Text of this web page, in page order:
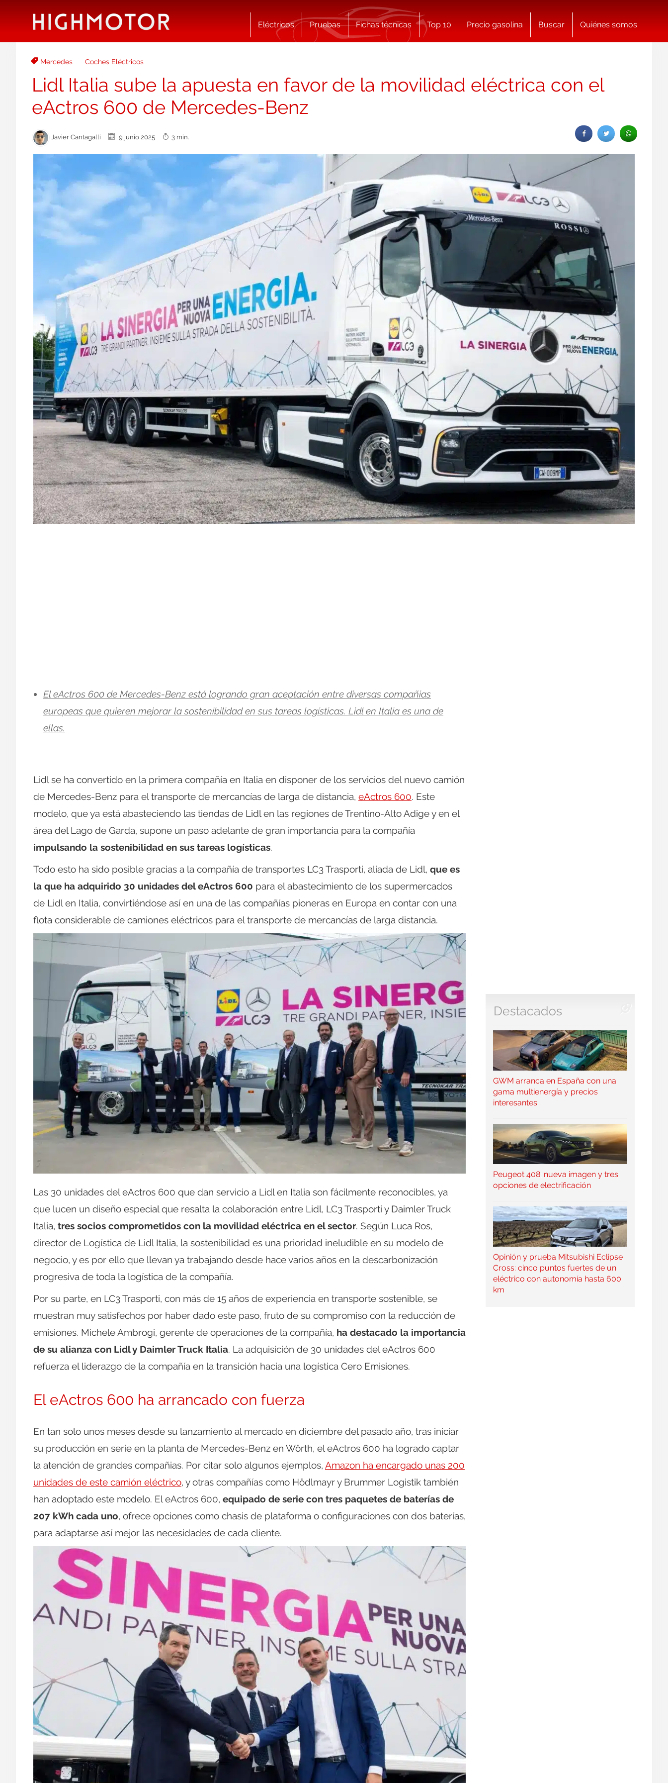
Eléctricos Pruebas Fichas técnicas Top 10 Precio gasolina Buscar Quiénes somos
Mercedes Coches Eléctricos
Lidl Italia sube la apuesta en favor de la movilidad eléctrica con el
eActros 600 de Mercedes-Benz
Javier Cantagalli 9 junio 2025 3 min.
El eActros 600 de Mercedes-Benz está logrando gran aceptación entre diversas compañias
europeas que quieren mejorar la sostenibilidad en sus tareas logísticas. Lidl en Italia es una de
ellas.
Lidl se ha convertido en la primera compañía en Italia en disponer de los servicios del nuevo camión
de Mercedes-Benz para el transporte de mercancías de larga de distancia, eActros 600. Este
modelo, que ya está abasteciendo las tiendas de Lidl en las regiones de Trentino-Alto Adige y en el
área del Lago de Garda, supone un paso adelante de gran importancia para la compañía
impulsando la sostenibilidad en sus tareas logísticas.
Todo esto ha sido posible gracias a la compañía de transportes LC3 Trasporti, aliada de Lidl, que es
la que ha adquirido 30 unidades del eActros 600 para el abastecimiento de los supermercados
de Lidl en Italia, convirtiéndose así en una de las compañías pioneras en Europa en contar con una
flota considerable de camiones eléctricos para el transporte de mercancías de larga distancia.
Las 30 unidades del eActros 600 que dan servicio a Lidl en Italia son fácilmente reconocibles, ya
que lucen un diseño especial que resalta la colaboración entre Lidl, LC3 Trasporti y Daimler Truck
Italia, tres socios comprometidos con la movilidad eléctrica en el sector. Según Luca Ros,
director de Logística de Lidl Italia, la sostenibilidad es una prioridad ineludible en su modelo de
negocio, y es por ello que llevan ya trabajando desde hace varios años en la descarbonización
progresiva de toda la logística de la compañía.
Por su parte, en LC3 Trasporti, con más de 15 años de experiencia en transporte sostenible, se
muestran muy satisfechos por haber dado este paso, fruto de su compromiso con la reducción de
emisiones. Michele Ambrogi, gerente de operaciones de la compañía, ha destacado la importancia
de su alianza con Lidl y Daimler Truck Italia. La adquisición de 30 unidades del eActros 600
refuerza el liderazgo de la compañía en la transición hacia una logística Cero Emisiones.
El eActros 600 ha arrancado con fuerza
En tan solo unos meses desde su lanzamiento al mercado en diciembre del pasado año, tras iniciar
su producción en serie en la planta de Mercedes-Benz en Wörth, el eActros 600 ha logrado captar
la atención de grandes compañias. Por citar solo algunos ejemplos, Amazon ha encargado unas 200
unidades de este camión eléctrico, y otras compañías como Hödlmayr y Brummer Logistik también
han adoptado este modelo. El eActros 600, equipado de serie con tres paquetes de baterías de
207 kWh cada uno, ofrece opciones como chasis de plataforma o configuraciones con dos baterías,
para adaptarse así mejor las necesidades de cada cliente.
Destacados
GWM arranca en España con una
gama multienergía y precios
interesantes
Peugeot 408: nueva imagen y tres
opciones de electrificación
Opinión y prueba Mitsubishi Eclipse
Cross: cinco puntos fuertes de un
eléctrico con autonomía hasta 600
km